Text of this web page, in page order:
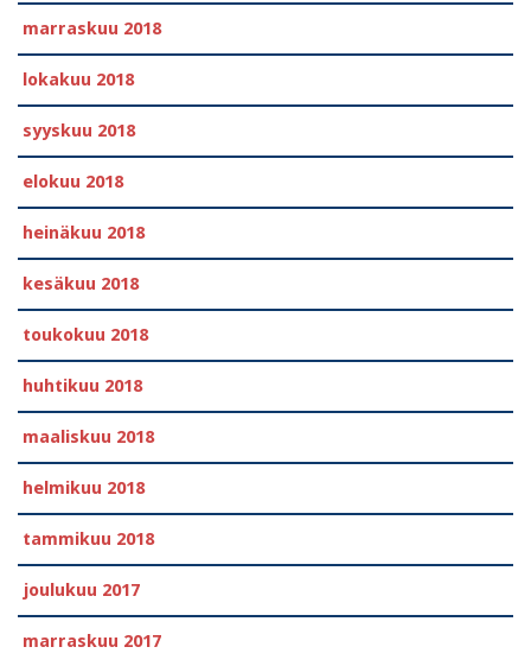
marraskuu 2018
lokakuu 2018
syyskuu 2018
elokuu 2018
heinäkuu 2018
kesäkuu 2018
toukokuu 2018
huhtikuu 2018
maaliskuu 2018
helmikuu 2018
tammikuu 2018
joulukuu 2017
marraskuu 2017